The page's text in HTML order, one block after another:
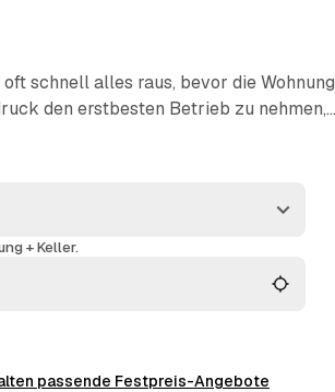
schnell alles raus, bevor die Wohnung
den erstbesten Betrieb zu nehmen,
und bekommen Festpreis-Angebote
+ Keller.
passende Festpreis-Angebote